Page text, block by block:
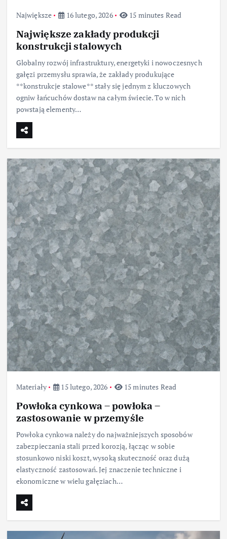
Największe 16 lutego, 2026 15 minutes Read
Największe zakłady produkcji
konstrukcji stalowych
Globalny rozwój infrastruktury, energetyki i nowoczesnych
gałęzi przemysłu sprawia, że zakłady produkujące
**konstrukcje stalowe** stały się jednym z kluczowych
ogniw łańcuchów dostaw na całym świecie. To w nich
powstają elementy…
Materiały 15 lutego, 2026 15 minutes Read
Powłoka cynkowa – powłoka –
zastosowanie w przemyśle
Powłoka cynkowa należy do najważniejszych sposobów
zabezpieczania stali przed korozją, łącząc w sobie
stosunkowo niski koszt, wysoką skuteczność oraz dużą
elastyczność zastosowań. Jej znaczenie techniczne i
ekonomiczne w wielu gałęziach…